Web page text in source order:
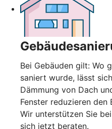
Bei Gebäuden gilt: Wo
saniert wurde, lässt
Dämmung von Dach
Fenster reduzieren
Wir unterstützen Sie
sich jetzt beraten.